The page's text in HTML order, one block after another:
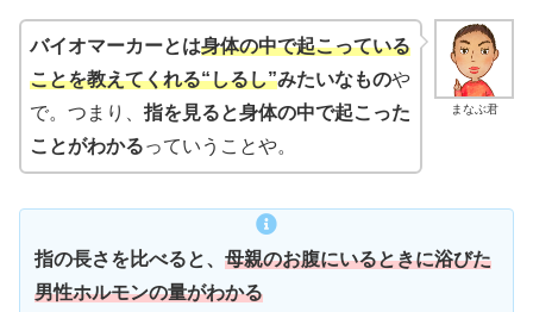
まなぶ君
バイオマーカーとは身体の中で起こっている
ことを教えてくれる“しるし”みたいなものや
で。つまり、 指を見ると身体の中で起こった
ことがわかるっていうことや。
指の長さを比べると、 母親のお腹にいるときに浴びた
男性ホルモンの量がわかる